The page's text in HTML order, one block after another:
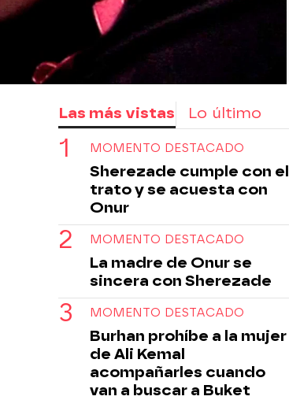
Las más vistas Lo último
MOMENTO DESTACADO
Sherezade cumple con el
trato y se acuesta con
Onur
MOMENTO DESTACADO
La madre de Onur se
sincera con Sherezade
MOMENTO DESTACADO
Burhan prohíbe a la mujer
de Ali Kemal
acompañarles cuando
van a buscar a Buket